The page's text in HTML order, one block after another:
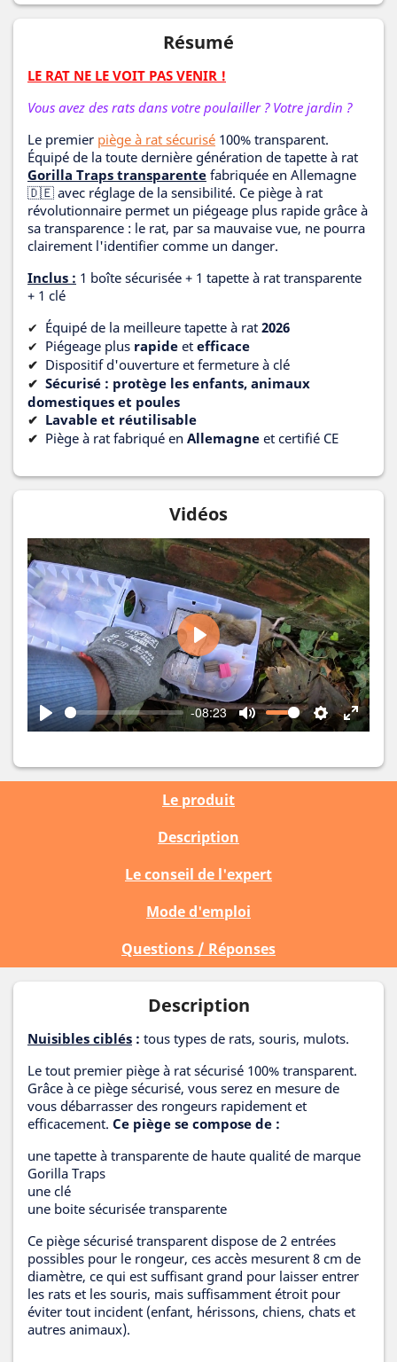
Résumé
LE RAT NE LE VOIT PAS VENIR !
Vous avez des rats dans votre poulailler ? Votre jardin ?
Le premier piège à rat sécurisé 100% transparent.
Équipé de la toute dernière génération de tapette à rat
Gorilla Traps transparente fabriquée en Allemagne
🇩🇪 avec réglage de la sensibilité. Ce piège à rat
révolutionnaire permet un piégeage plus rapide grâce à
sa transparence : le rat, par sa mauvaise vue, ne pourra
clairement l'identifier comme un danger.
Inclus : 1 boîte sécurisée + 1 tapette à rat transparente
+ 1 clé
✔ Équipé de la meilleure tapette à rat 2026
✔ Piégeage plus rapide et efficace
✔ Dispositif d'ouverture et fermeture à clé
✔ Sécurisé : protège les enfants, animaux
domestiques et poules
✔ Lavable et réutilisable
✔ Piège à rat fabriqué en Allemagne et certifié CE
Vidéos
Play
-08:23
Mute Settings
Enter
Play
Le produit
Description
Le conseil de l'expert
Mode d'emploi
Questions / Réponses
Description
Nuisibles ciblés : tous types de rats, souris, mulots.
Le tout premier piège à rat sécurisé 100% transparent.
Grâce à ce piège sécurisé, vous serez en mesure de
vous débarrasser des rongeurs rapidement et
efficacement. Ce piège se compose de :
une tapette à transparente de haute qualité de marque
Gorilla Traps
une clé
une boite sécurisée transparente
Ce piège sécurisé transparent dispose de 2 entrées
possibles pour le rongeur, ces accès mesurent 8 cm de
diamètre, ce qui est suffisant grand pour laisser entrer
les rats et les souris, mais suffisamment étroit pour
éviter tout incident (enfant, hérissons, chiens, chats et
autres animaux).